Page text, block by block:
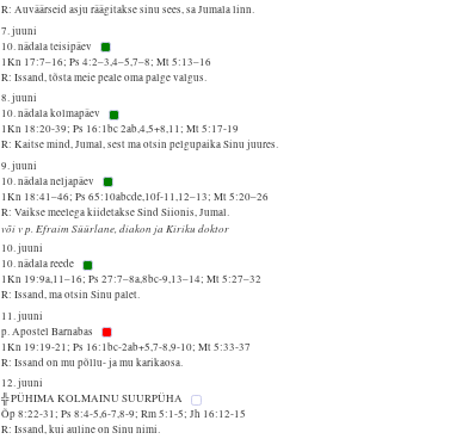
R: Auväärseid asju räägitakse sinu sees, sa Jumala linn.
7. juuni
10. nädala teisipäev
1Kn 17:7–16; Ps 4:2–3,4–5,7–8; Mt 5:13–16
R: Issand, tõsta meie peale oma palge valgus.
8. juuni
10. nädala kolmapäev
1Kn 18:20-39; Ps 16:1bc 2ab,4,5+8,11; Mt 5:17-19
R: Kaitse mind, Jumal, sest ma otsin pelgupaika Sinu juures.
9. juuni
10. nädala neljapäev
1Kn 18:41–46; Ps 65:10abcde,10f-11,12–13; Mt 5:20–26
R: Vaikse meelega kiidetakse Sind Siionis, Jumal.
või v p. Efraim Süürlane, diakon ja Kiriku doktor
10. juuni
10. nädala reede
1Kn 19:9a,11–16; Ps 27:7–8a,8bc-9,13–14; Mt 5:27–32
R: Issand, ma otsin Sinu palet.
11. juuni
p. Apostel Barnabas
1Kn 19:19-21; Ps 16:1bc-2ab+5,7-8,9-10; Mt 5:33-37
R: Issand on mu põllu- ja mu karikaosa.
12. juuni
╬ PÜHIMA KOLMAINU SUURPÜHA
Õp 8:22-31; Ps 8:4-5,6-7,8-9; Rm 5:1-5; Jh 16:12-15
R: Issand, kui auline on Sinu nimi.